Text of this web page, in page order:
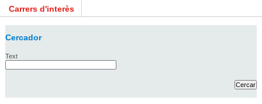
Carrers d'interès
Cercador
Text